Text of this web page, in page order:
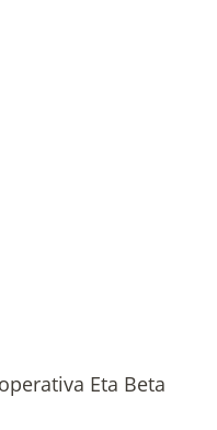
Eta Beta